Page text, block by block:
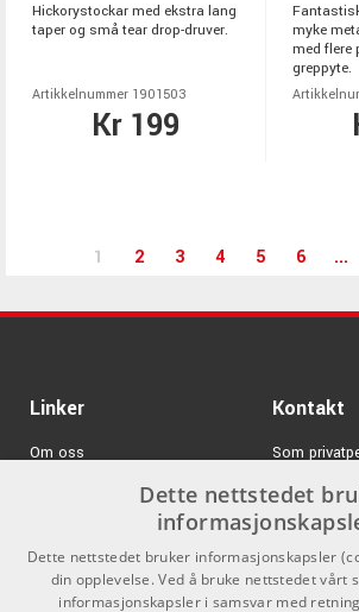
Hickorystockar med ekstra lang
taper og små tear drop-druver.
Artikkelnummer 1901503
Kr 199
myke
med flere
greppyte.
1 2 3 4 5 6 ...
Linker
Om oss
GDPR & Cookies
Kontakt
Som
kjøpe på
skjer
Dette nettstedet
Dette nettstedet bruker informasjonskapsler
din opplevelse. Ved å bruke nettstedet vårt
informasjonskapsler i samsvar med